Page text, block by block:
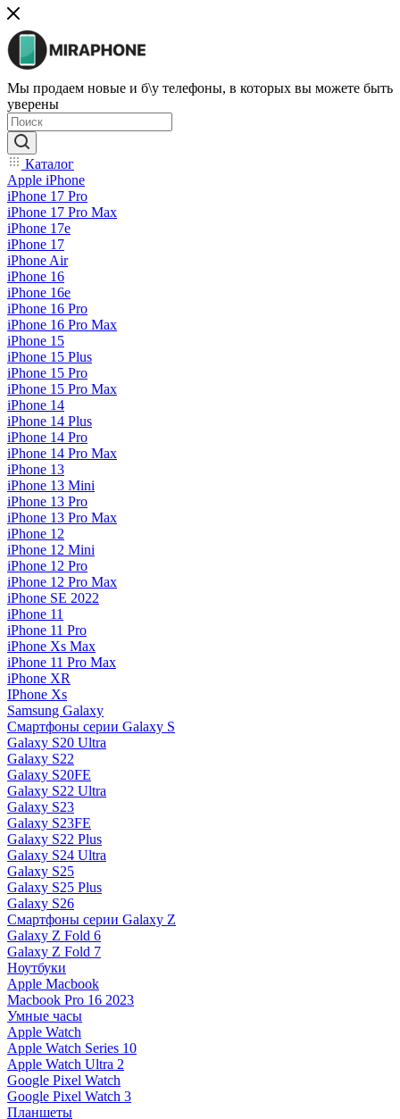
Мы продаем новые и б\у телефоны, в которых вы можете быть
уверены
Каталог
Apple iPhone
iPhone 17 Pro
iPhone 17 Pro Max
iPhone 17e
iPhone 17
iPhone Air
iPhone 16
iPhone 16e
iPhone 16 Pro
iPhone 16 Pro Max
iPhone 15
iPhone 15 Plus
iPhone 15 Pro
iPhone 15 Pro Max
iPhone 14
iPhone 14 Plus
iPhone 14 Pro
iPhone 14 Pro Max
iPhone 13
iPhone 13 Mini
iPhone 13 Pro
iPhone 13 Pro Max
iPhone 12
iPhone 12 Mini
iPhone 12 Pro
iPhone 12 Pro Max
iPhone SE 2022
iPhone 11
iPhone 11 Pro
iPhone Xs Max
iPhone 11 Pro Max
iPhone XR
IPhone Xs
Samsung Galaxy
Смартфоны серии Galaxy S
Galaxy S20 Ultra
Galaxy S22
Galaxy S20FE
Galaxy S22 Ultra
Galaxy S23
Galaxy S23FE
Galaxy S22 Plus
Galaxy S24 Ultra
Galaxy S25
Galaxy S25 Plus
Galaxy S26
Смартфоны серии Galaxy Z
Galaxy Z Fold 6
Galaxy Z Fold 7
Ноутбуки
Apple Macbook
Macbook Pro 16 2023
Умные часы
Apple Watch
Apple Watch Series 10
Apple Watch Ultra 2
Google Pixel Watch
Google Pixel Watch 3
Планшеты